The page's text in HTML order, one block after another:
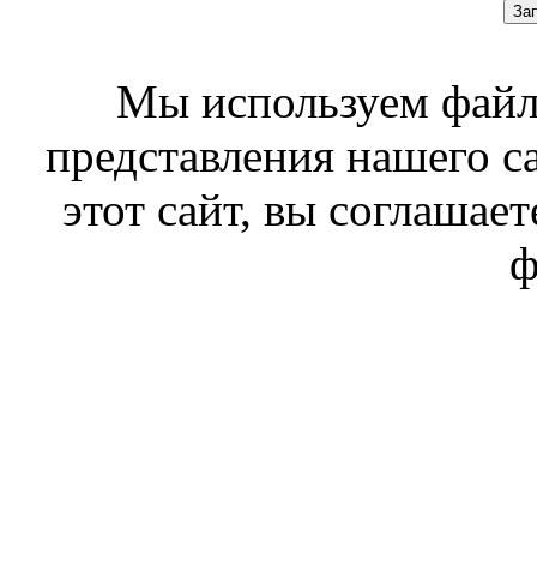
Мы используем
представления нашего
этот сайт, вы